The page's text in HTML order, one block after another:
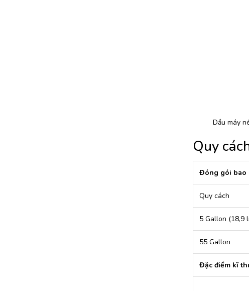
Dầu máy
Quy
Đóng gói bao
Quy cách
5 Gallon (18,9
55 Gallon
Đặc điểm kĩ